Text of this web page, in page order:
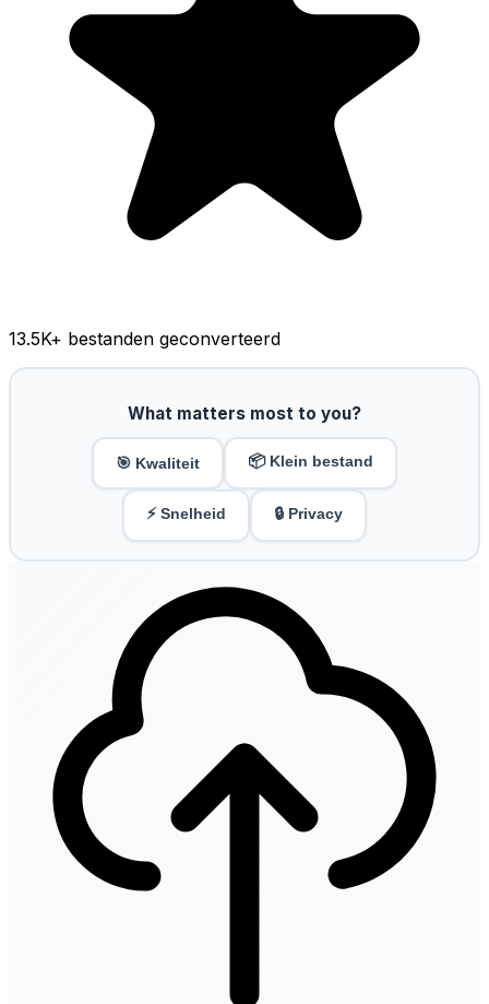
13.5K+ bestanden geconverteerd
What matters most to you?
🎯 Kwaliteit 📦 Klein bestand
⚡ Snelheid 🔒 Privacy